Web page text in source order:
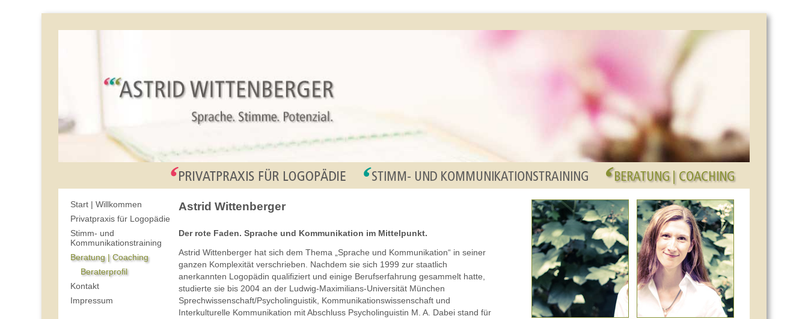
Start | Willkommen
Privatpraxis für Logopädie
Stimm- und
Kommunikationstraining
Beratung | Coaching
Beraterprofil
Kontakt
Impressum
Astrid Wittenberger
Der rote Faden. Sprache und Kommunikation im Mittelpunkt.
Astrid Wittenberger hat sich dem Thema „Sprache und Kommunikation“ in seiner
ganzen Komplexität verschrieben. Nachdem sie sich 1999 zur staatlich
anerkannten Logopädin qualifiziert und einige Berufserfahrung gesammelt hatte,
studierte sie bis 2004 an der Ludwig-Maximilians-Universität München
Sprechwissenschaft/Psycholinguistik, Kommunikationswissenschaft und
Interkulturelle Kommunikation mit Abschluss Psycholinguistin M. A. Dabei stand für